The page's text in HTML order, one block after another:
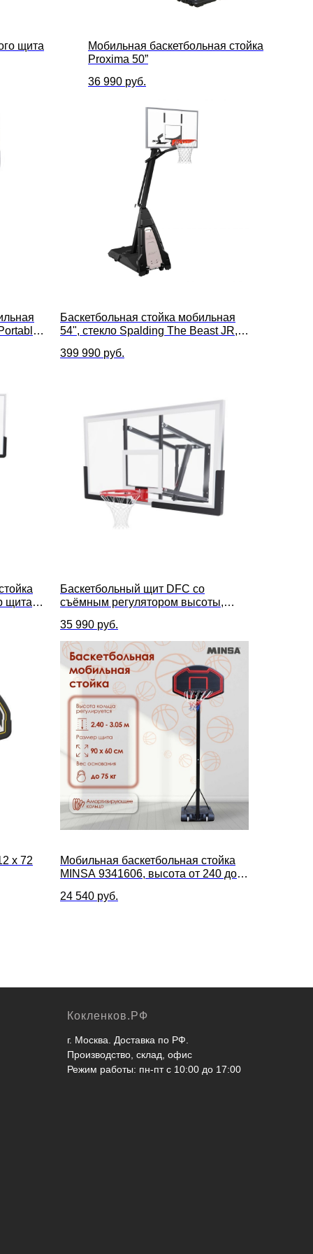
щита
Мобильная баскетбольная стойка
Proxima 50”
36 990 руб.
Баскетбольная стойка мобильная
54", стекло Spalding The Beast JR,
399 990 руб.
щита
Баскетбольный щит DFC со
съёмным регулятором высоты,
35 990 руб.
x 72
Мобильная баскетбольная стойка
MINSA 9341606, высота от 240 до
24 540 руб.
Кокленков.РФ
г. Москва. Доставка по РФ.
Производство, склад, офис
Режим работы: пн-пт с 10:00 до 17:00